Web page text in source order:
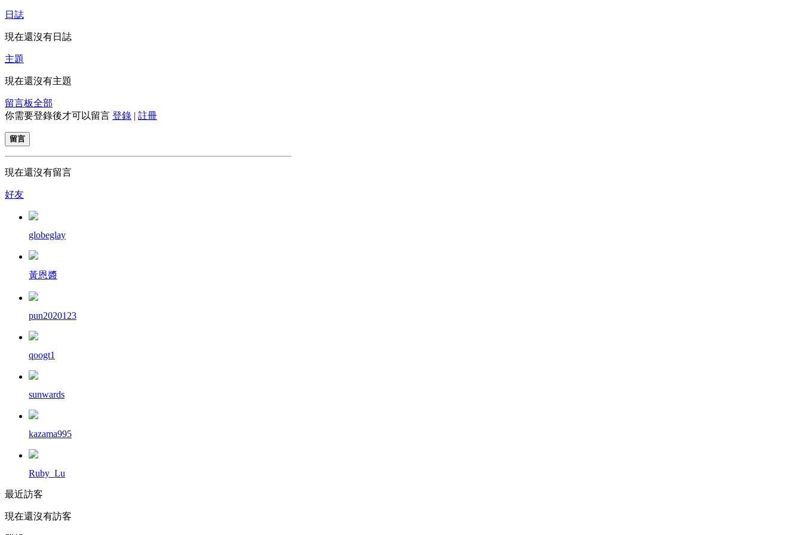
日誌
現在還沒有日誌
主題
現在還沒有主題
留言板全部
你需要登錄後才可以留言 登錄 | 註冊
留言
現在還沒有留言
好友
globeglay
黃恩醬
pun2020123
qoogt1
sunwards
kazama995
Ruby_Lu
最近訪客
現在還沒有訪客